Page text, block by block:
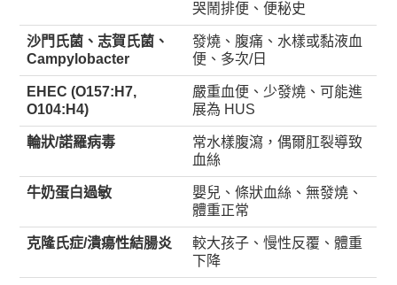
哭鬧排便、便秘史
沙門氏菌、志賀氏菌、
Campylobacter
發燒、腹痛、水樣或黏液血
便、多次/日
EHEC (O157:H7,
O104:H4)
嚴重血便、少發燒、可能進
展為 HUS
輪狀/諾羅病毒
常水樣腹瀉，偶爾肛裂導致
血絲
牛奶蛋白過敏
嬰兒、條狀血絲、無發燒、
體重正常
克隆氏症/潰瘍性結腸炎
較大孩子、慢性反覆、體重
下降